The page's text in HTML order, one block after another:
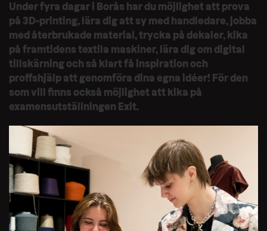
Under fyra dagar i Borås har du möjlighet att prova
på 3D-printing, lära dig att sy med handledare, jobba
med återbrukade material, trycka på dekaler, kika
på framtidens textila maskiner, lära dig om digital
tillskärning och så klart få inspiration och
proffshjälp att genomföra dina egna idéer! För den
som vill finns också möjlighet att kika på
examensutställningen Exit.